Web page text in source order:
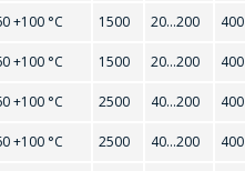
BC307B
+100 °С 1500 20...200 400
+100 °С 1500 20...200 400
+100 °С 2500 40...200 400
+100 °С 2500 40...200 400